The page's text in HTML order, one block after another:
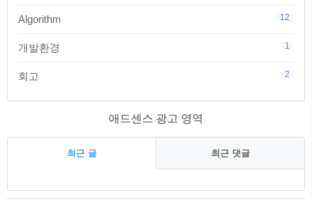
Algorithm 12
개발환경 1
회고 2
애드센스 광고 영역
최근 글 최근 댓글